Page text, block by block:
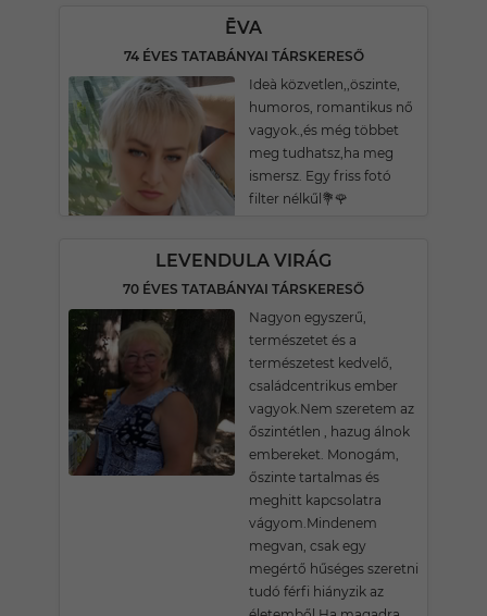
ĒVA
74 ÉVES TATABÁNYAI TÁRSKERESŐ
Ideà közvetlen,,öszinte,
humoros, romantikus nő
vagyok.,és még többet
meg tudhatsz,ha meg
ismersz. Egy friss fotó
filter nélkűl💐🌹
LEVENDULA VIRÁG
70 ÉVES TATABÁNYAI TÁRSKERESŐ
Nagyon egyszerű,
természetet és a
természetest kedvelő,
családcentrikus ember
vagyok.Nem szeretem az
őszintétlen , hazug álnok
embereket. Monogám,
őszinte tartalmas és
meghitt kapcsolatra
vágyom.Mindenem
megvan, csak egy
megértő hűséges szeretni
tudó férfi hiányzik az